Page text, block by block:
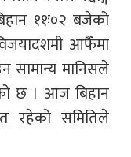
११ः०२ बजेको
आफैँमा
मानिसले
छ । आज बिहान
रहेको समितिले